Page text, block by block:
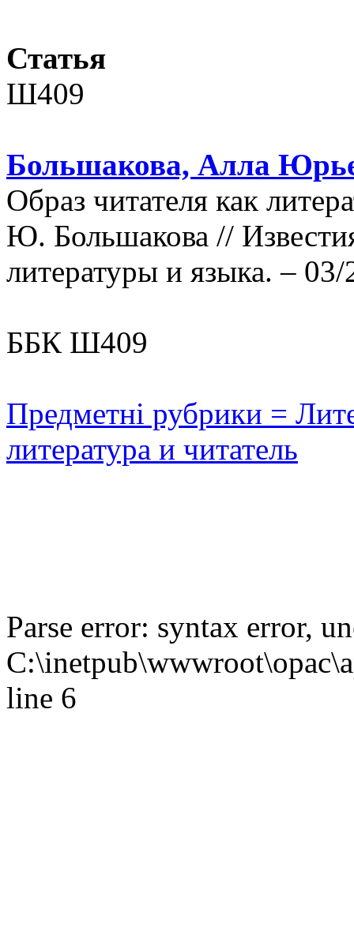
Статья
Ш409
Большакова, Алла
Образ читателя как
Ю. Большакова //
литературы и языка. –
ББК Ш409
Предметні рубрики =
литература и читатель
Parse error: syntax error,
line 6